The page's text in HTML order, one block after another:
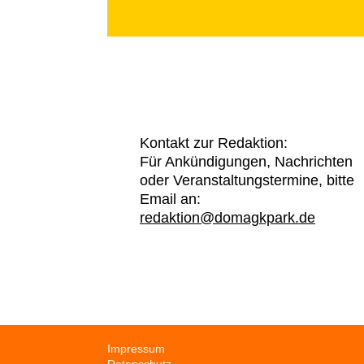
Kontakt zur Redaktion:
Für Ankündigungen, Nachrichten
oder Veranstaltungstermine, bitte
Email an:
redaktion@domagkpark.de
Navigation
Impressum